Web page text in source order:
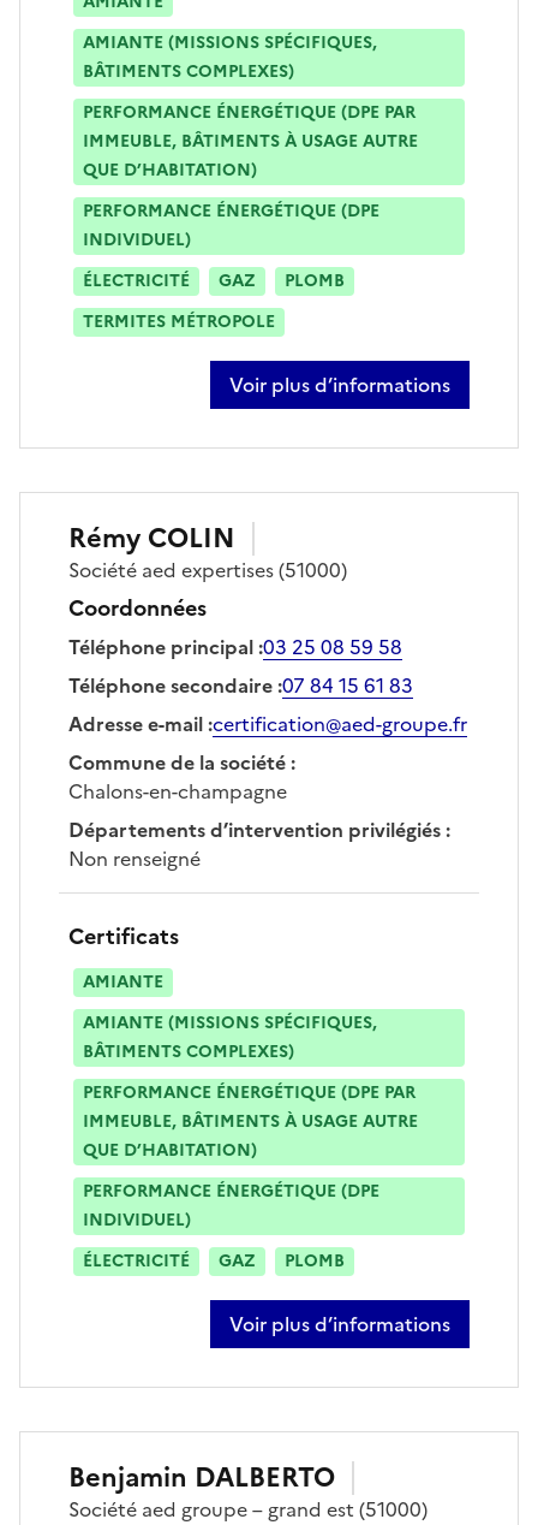
AMIANTE (MISSIONS SPÉCIFIQUES,
BÂTIMENTS COMPLEXES)
PERFORMANCE ÉNERGÉTIQUE (DPE PAR
IMMEUBLE, BÂTIMENTS À USAGE AUTRE
QUE D’HABITATION)
PERFORMANCE ÉNERGÉTIQUE (DPE
INDIVIDUEL)
ÉLECTRICITÉ
GAZ
PLOMB
TERMITES MÉTROPOLE
Voir plus d’informations
sur jean-lou bobin
Rémy COLIN
Société aed expertises(51000)
Coordonnées
Téléphone principal:03 25 08 59 58
Téléphone secondaire:07 84 15 61 83
Adresse e-mail:certification@aed-groupe.fr
Commune de la société:
Chalons-en-champagne
Départements d’intervention privilégiés:
Non renseigné
Certificats
AMIANTE
AMIANTE (MISSIONS SPÉCIFIQUES,
BÂTIMENTS COMPLEXES)
PERFORMANCE ÉNERGÉTIQUE (DPE PAR
IMMEUBLE, BÂTIMENTS À USAGE AUTRE
QUE D’HABITATION)
PERFORMANCE ÉNERGÉTIQUE (DPE
INDIVIDUEL)
ÉLECTRICITÉ
GAZ PLOMB
Voir plus d’informations
sur rémy colin
Benjamin DALBERTO
Société aed groupe – grand est (51000)